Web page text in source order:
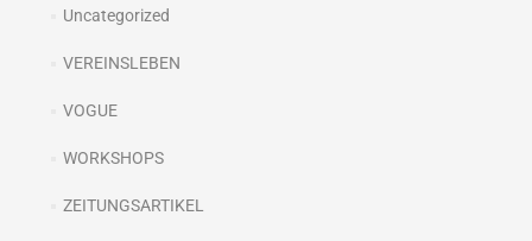
Uncategorized
VEREINSLEBEN
VOGUE
WORKSHOPS
ZEITUNGSARTIKEL